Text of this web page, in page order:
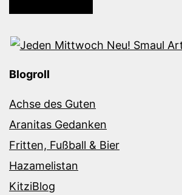
Blogroll
Achse des Guten
Aranitas Gedanken
Fritten, Fußball & Bier
Hazamelistan
KitziBlog